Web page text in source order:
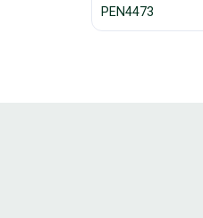
PEN4473